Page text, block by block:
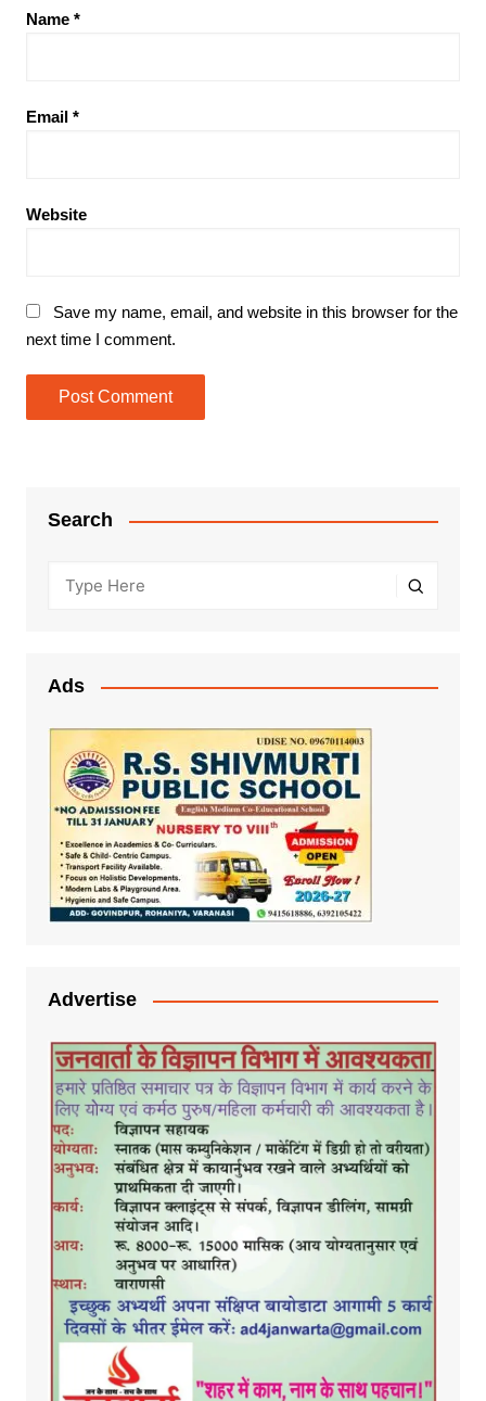
Name *
Email *
Website
Save my name, email, and website in this browser for the
next time I comment.
Search
Ads
Advertise